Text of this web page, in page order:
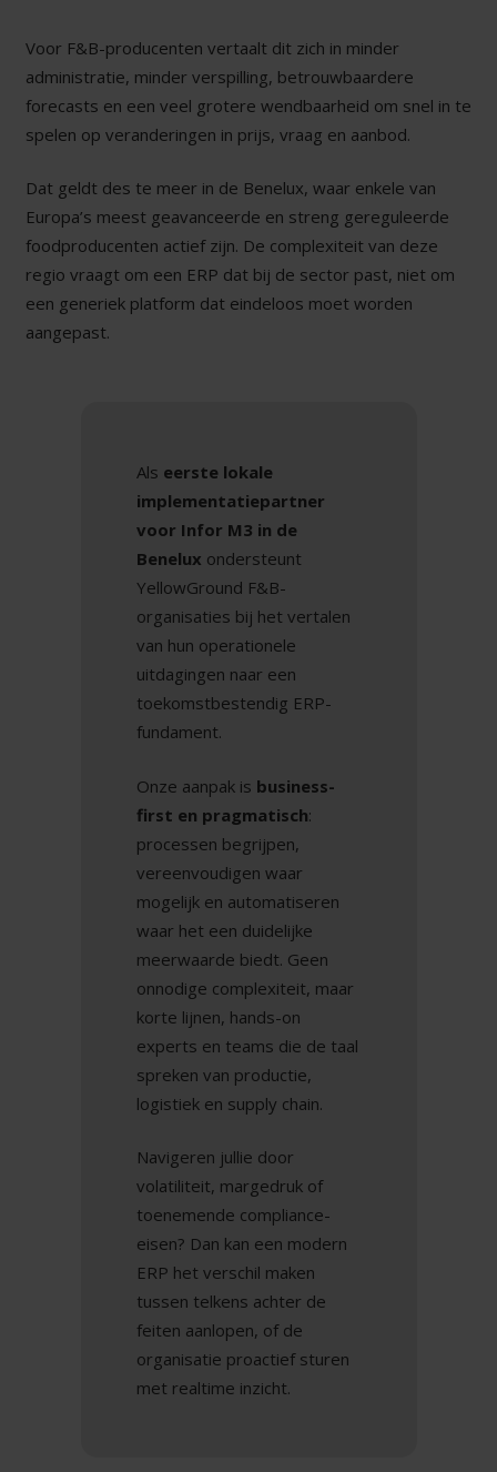
Voor F&B-producenten vertaalt dit zich in minder
administratie, minder verspilling, betrouwbaardere
forecasts en een veel grotere wendbaarheid om snel in te
spelen op veranderingen in prijs, vraag en aanbod.
Dat geldt des te meer in de Benelux, waar enkele van
Europa’s meest geavanceerde en streng gereguleerde
foodproducenten actief zijn. De complexiteit van deze
regio vraagt om een ERP dat bij de sector past, niet om
een generiek platform dat eindeloos moet worden
aangepast.
Als eerste lokale
implementatiepartner
voor Infor M3 in de
Benelux ondersteunt
YellowGround F&B-
organisaties bij het vertalen
van hun operationele
uitdagingen naar een
toekomstbestendig ERP-
fundament.
Onze aanpak is business-
first en pragmatisch:
processen begrijpen,
vereenvoudigen waar
mogelijk en automatiseren
waar het een duidelijke
meerwaarde biedt. Geen
onnodige complexiteit, maar
korte lijnen, hands-on
experts en teams die de taal
spreken van productie,
logistiek en supply chain.
Navigeren jullie door
volatiliteit, margedruk of
toenemende compliance-
eisen? Dan kan een modern
ERP het verschil maken
tussen telkens achter de
feiten aanlopen, of de
organisatie proactief sturen
met realtime inzicht.